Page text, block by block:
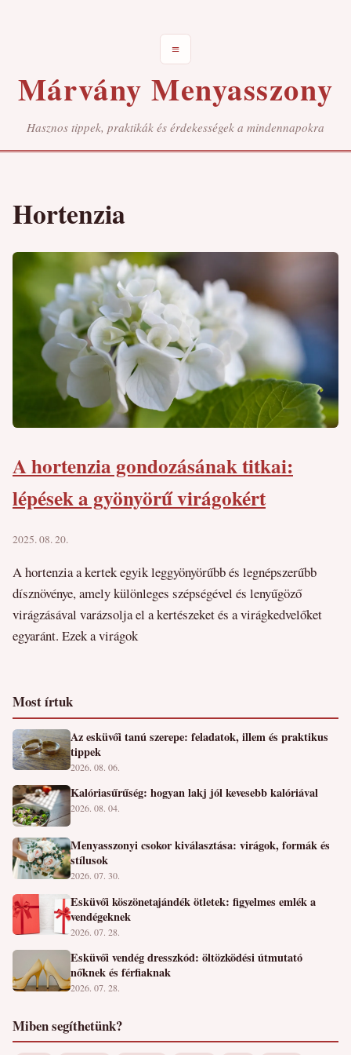
≡
Márvány Menyasszony
Hasznos tippek, praktikák és érdekességek a mindennapokra
Hortenzia
A hortenzia gondozásának titkai:
lépések a gyönyörű virágokért
2025. 08. 20.
A hortenzia a kertek egyik leggyönyörűbb és legnépszerűbb
dísznövénye, amely különleges szépségével és lenyűgöző
virágzásával varázsolja el a kertészeket és a virágkedvelőket
egyaránt. Ezek a virágok
Most írtuk
Az esküvői tanú szerepe: feladatok, illem és praktikus
tippek
2026. 08. 06.
Kalóriasűrűség: hogyan lakj jól kevesebb kalóriával
2026. 08. 04.
Menyasszonyi csokor kiválasztása: virágok, formák és
stílusok
2026. 07. 30.
Esküvői köszönetajándék ötletek: figyelmes emlék a
vendégeknek
2026. 07. 28.
Esküvői vendég dresszkód: öltözködési útmutató
nőknek és férfiaknak
2026. 07. 28.
Miben segíthetünk?